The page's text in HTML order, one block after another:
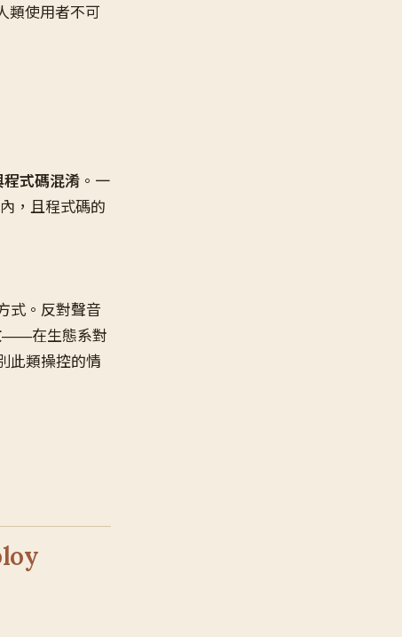
類使用者不可
式碼混淆 。一
，且程式碼的
式。反對聲音
——在生態系對
此類操控的情